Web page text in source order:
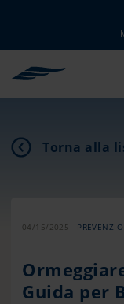
Torna alla
04/15/2025
Guida per